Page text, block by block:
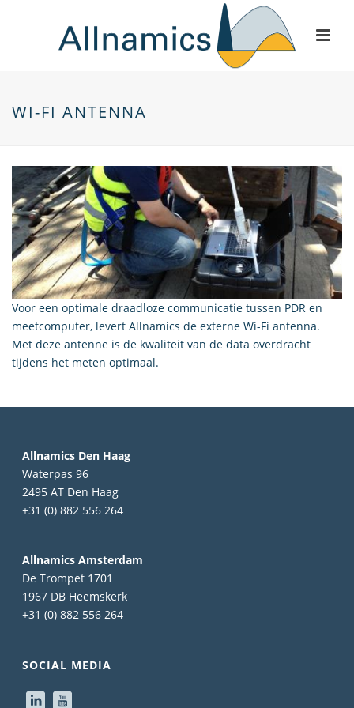
WI-FI ANTENNA
Voor een optimale draadloze communicatie tussen PDR en
meetcomputer, levert Allnamics de externe Wi-Fi antenna.
Met deze antenne is de kwaliteit van de data overdracht
tijdens het meten optimaal.
Allnamics Den Haag
Waterpas 96
2495 AT Den Haag
+31 (0) 882 556 264
Allnamics Amsterdam
De Trompet 1701
1967 DB Heemskerk
+31 (0) 882 556 264
SOCIAL MEDIA